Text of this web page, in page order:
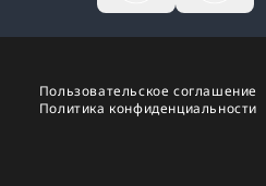
Пользовательское соглашение
Политика конфиденциальности